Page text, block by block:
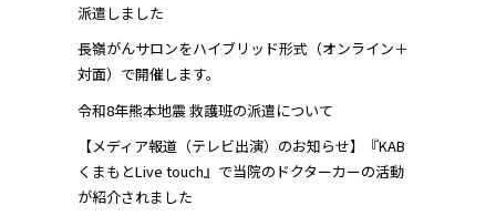
派遣しました
長嶺がんサロンをハイブリッド形式（オンライン＋
対面）で開催します。
令和8年熊本地震 救護班の派遣について
【メディア報道（テレビ出演）のお知らせ】『KAB
くまもとLive touch』で当院のドクターカーの活動
が紹介されました